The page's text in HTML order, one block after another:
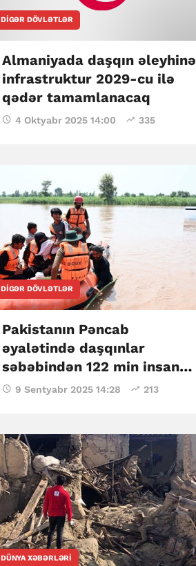
DIGƏR DÖVLƏTLƏR
Almaniyada daşqın əleyhinə
infrastruktur 2029-cu ilə
qədər tamamlanacaq
4 Oktyabr 2025 14:00 335
DIGƏR DÖVLƏTLƏR
Pakistanın Pəncab
əyalətində daşqınlar
səbəbindən 122 min insan
təxliyə edilib
9 Sentyabr 2025 14:28 213
DÜNYA XƏBƏRLƏRI